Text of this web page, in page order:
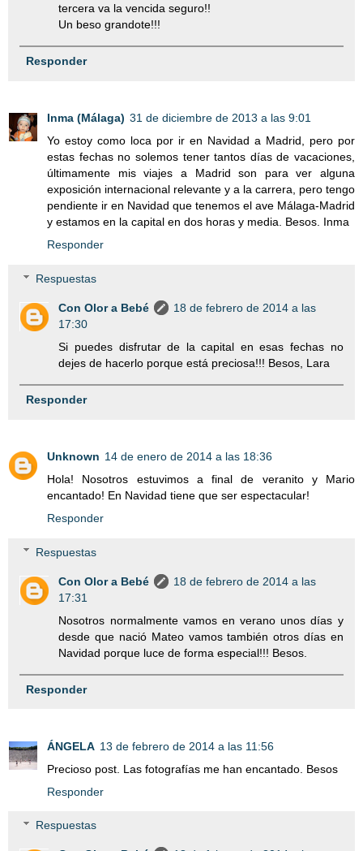
tercera va la vencida seguro!!
Un beso grandote!!!
Responder
Inma (Málaga) 31 de diciembre de 2013 a las 9:01
Yo estoy como loca por ir en Navidad a Madrid, pero por
estas fechas no solemos tener tantos días de vacaciones,
últimamente mis viajes a Madrid son para ver alguna
exposición internacional relevante y a la carrera, pero tengo
pendiente ir en Navidad que tenemos el ave Málaga-Madrid
y estamos en la capital en dos horas y media. Besos. Inma
Responder
Respuestas
Con Olor a Bebé
18 de febrero de 2014 a las
17:30
Si puedes disfrutar de la capital en esas fechas no
dejes de hacerlo porque está preciosa!!! Besos, Lara
Responder
Unknown 14 de enero de 2014 a las 18:36
Hola! Nosotros estuvimos a final de veranito y Mario
encantado! En Navidad tiene que ser espectacular!
Responder
Respuestas
Con Olor a Bebé
18 de febrero de 2014 a las
17:31
Nosotros normalmente vamos en verano unos días y
desde que nació Mateo vamos también otros días en
Navidad porque luce de forma especial!!! Besos.
Responder
ÁNGELA 13 de febrero de 2014 a las 11:56
Precioso post. Las fotografías me han encantado. Besos
Responder
Respuestas